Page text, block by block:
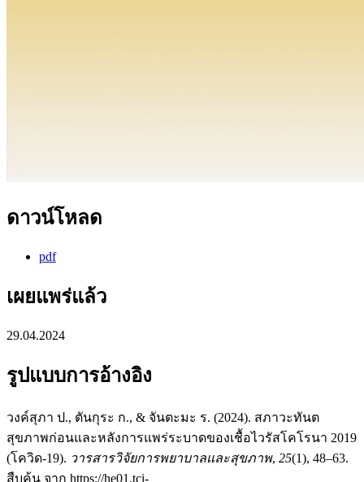
ดาวน์โหลด
pdf
เผยแพร่แล้ว
29.04.2024
รูปแบบการอ้างอิง
วงค์สุภา ป., ตันกุระ ก., & จันตะมะ ร. (2024). สภาวะทันต
สุขภาพก่อนและหลังการแพร่ระบาดของเชื้อไวรัสโคโรนา 2019
(โควิด-19). วารสารวิจัยการพยาบาลและสุขภาพ, 25(1), 48–63.
สืบค้น จาก https://he01.tci-